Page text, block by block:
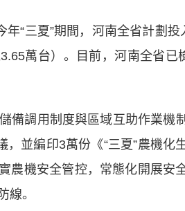
“三夏”期間，河南全省計劃投
萬台）。目前，河南全省已
調用制度與區域互助作業機
，並編印3萬份《“三夏”農機
農機安全管控，常態化開展安
線。